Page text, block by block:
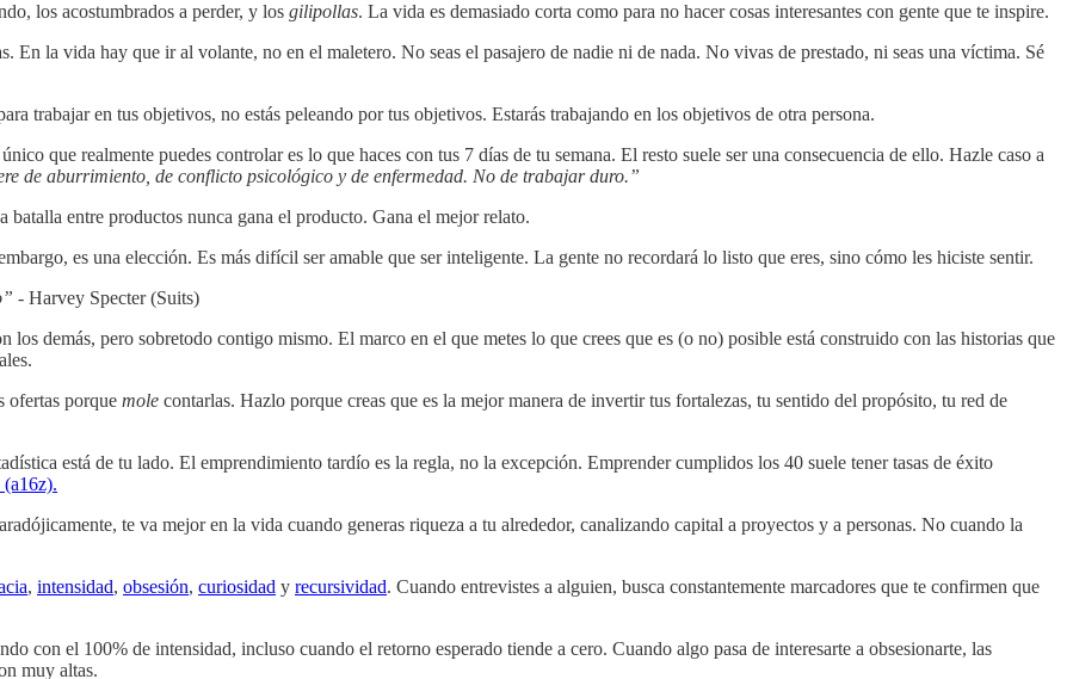
los acostumbrados a perder, y los gilipollas. La vida es demasiado corta como para no hacer cosas interesantes con gente que te inspire.
En la vida hay que ir al volante, no en el maletero. No seas el pasajero de nadie ni de nada. No vivas de prestado, ni seas una víctima. Sé
trabajar en tus objetivos, no estás peleando por tus objetivos. Estarás trabajando en los objetivos de otra persona.
que realmente puedes controlar es lo que haces con tus 7 días de tu semana. El resto suele ser una consecuencia de ello. Hazle caso a
de aburrimiento, de conflicto psicológico y de enfermedad. No de trabajar duro.”
entre productos nunca gana el producto. Gana el mejor relato.
es una elección. Es más difícil ser amable que ser inteligente. La gente no recordará lo listo que eres, sino cómo les hiciste sentir.
- Harvey Specter (Suits)
los demás, pero sobretodo contigo mismo. El marco en el que metes lo que crees que es (o no) posible está construido con las historias que
ofertas porque mole contarlas. Hazlo porque creas que es la mejor manera de invertir tus fortalezas, tu sentido del propósito, tu red de
está de tu lado. El emprendimiento tardío es la regla, no la excepción. Emprender cumplidos los 40 suele tener tasas de éxito
te va mejor en la vida cuando generas riqueza a tu alrededor, canalizando capital a proyectos y a personas. No cuando la
, intensidad, obsesión, curiosidad y recursividad. Cuando entrevistes a alguien, busca constantemente marcadores que te confirmen que
con el 100% de intensidad, incluso cuando el retorno esperado tiende a cero. Cuando algo pasa de interesarte a obsesionarte, las
muy altas.